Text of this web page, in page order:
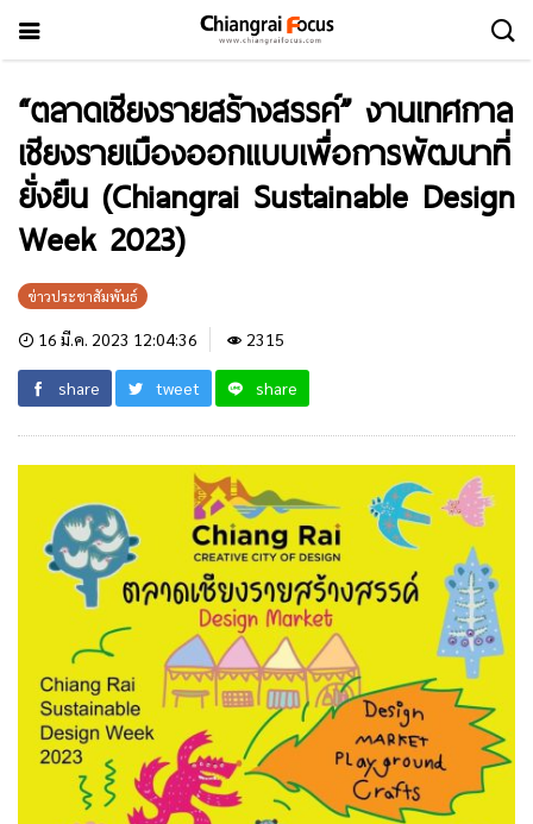
“ตลาดเชียงรายสร้างสรรค์” งานเทศกาล
เชียงรายเมืองออกแบบเพื่อการพัฒนาที่
ยั่งยืน (Chiangrai Sustainable Design
Week 2023)
ข่าวประชาสัมพันธ์
16 มี.ค. 2023 12:04:36 2315
share tweet share